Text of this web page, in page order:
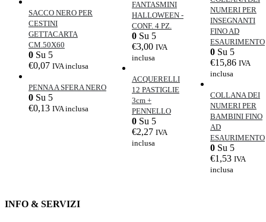
SACCO NERO PER
CESTINI
GETTACARTA
CM.50X60
0 Su 5
€0,07 IVA inclusa
PENNA A SFERA NERO
0 Su 5
€0,13 IVA inclusa
FANTASMINI
HALLOWEEN -
CONF. 4 PZ.
0 Su 5
€3,00 IVA
inclusa
ACQUERELLI
12 PASTIGLIE
3cm +
PENNELLO
0 Su 5
€2,27 IVA
inclusa
NUMERI PER
INSEGNANTI
FINO AD
ESAURIMENTO
0 Su 5
€15,86 IVA
inclusa
COLLANA DEI
NUMERI PER
BAMBINI FINO
AD
ESAURIMENTO
0 Su 5
€1,53 IVA
inclusa
INFO & SERVIZI